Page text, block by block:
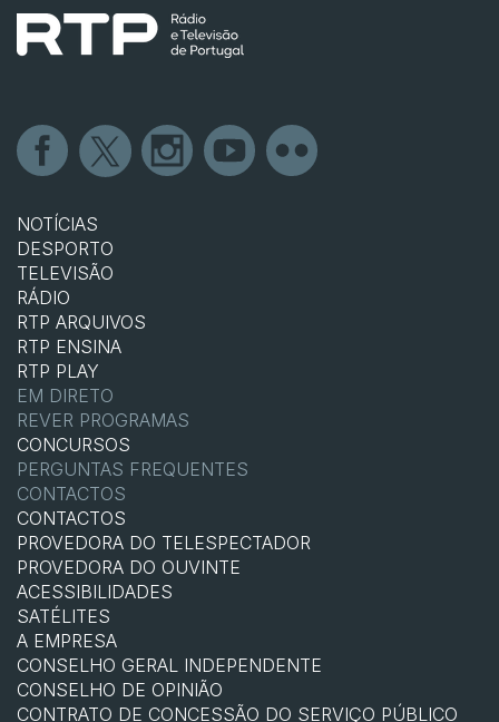
NOTÍCIAS
DESPORTO
TELEVISÃO
RÁDIO
RTP ARQUIVOS
RTP ENSINA
RTP PLAY
EM DIRETO
REVER PROGRAMAS
CONCURSOS
PERGUNTAS FREQUENTES
CONTACTOS
CONTACTOS
PROVEDORA DO TELESPECTADOR
PROVEDORA DO OUVINTE
ACESSIBILIDADES
SATÉLITES
A EMPRESA
CONSELHO GERAL INDEPENDENTE
CONSELHO DE OPINIÃO
CONTRATO DE CONCESSÃO DO SERVIÇO PÚBLICO